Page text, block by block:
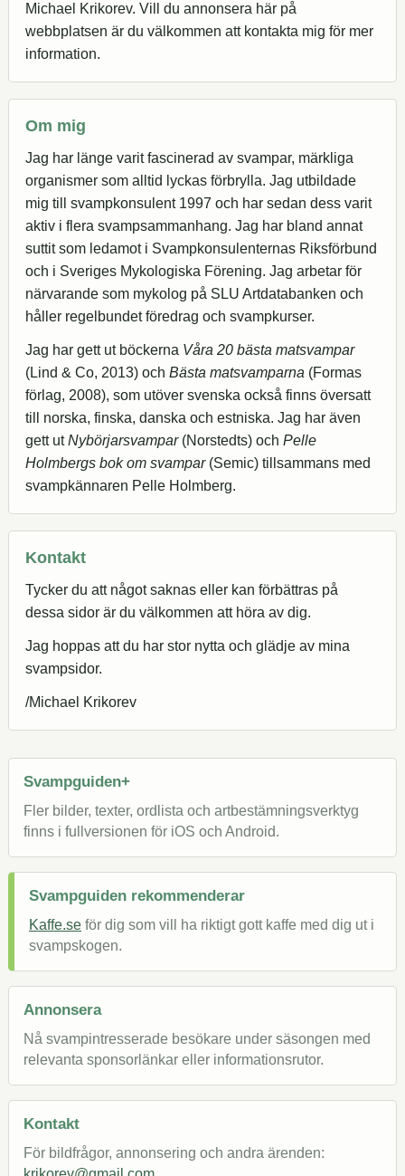
Michael Krikorev. Vill du annonsera här på
webbplatsen är du välkommen att kontakta mig för mer
information.
Om mig
Jag har länge varit fascinerad av svampar, märkliga
organismer som alltid lyckas förbrylla. Jag utbildade
mig till svampkonsulent 1997 och har sedan dess varit
aktiv i flera svampsammanhang. Jag har bland annat
suttit som ledamot i Svampkonsulenternas Riksförbund
och i Sveriges Mykologiska Förening. Jag arbetar för
närvarande som mykolog på SLU Artdatabanken och
håller regelbundet föredrag och svampkurser.
Jag har gett ut böckerna Våra 20 bästa matsvampar
(Lind & Co, 2013) och Bästa matsvamparna (Formas
förlag, 2008), som utöver svenska också finns översatt
till norska, finska, danska och estniska. Jag har även
gett utNybörjarsvampar(Norstedts) och Pelle
Holmbergs bok om svampar(Semic) tillsammans med
svampkännaren Pelle Holmberg.
Kontakt
Tycker du att något saknas eller kan förbättras på
dessa sidor är du välkommen att höra av dig.
Jag hoppas att du har stor nytta och glädje av mina
svampsidor.
/Michael Krikorev
Svampguiden+
Fler bilder, texter, ordlista och artbestämningsverktyg
finns i fullversionen för iOS och Android.
Svampguiden rekommenderar
Kaffe.se för dig som vill ha riktigt gott kaffe med dig ut i
svampskogen.
Annonsera
Nå svampintresserade besökare under säsongen med
relevanta sponsorlänkar eller informationsrutor.
Kontakt
För bildfrågor, annonsering och andra ärenden: